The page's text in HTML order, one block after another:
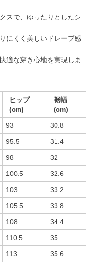
スで、ゆったりとしたシ
にくく美しいドレープ感
適な穿き心地を実現しま
ヒップ
(cm)
裾幅
(cm)
93 30.8
95.5 31.4
98 32
100.5 32.6
103 33.2
105.5 33.8
108 34.4
110.5 35
113 35.6